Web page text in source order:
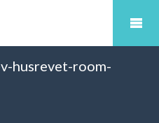
husrevet-room-